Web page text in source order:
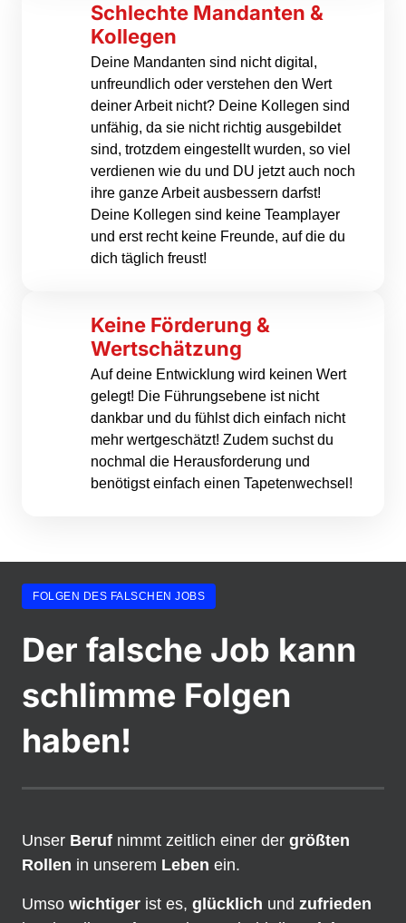
Schlechte Mandanten &
Kollegen
Deine Mandanten sind nicht digital,
unfreundlich oder verstehen den Wert
deiner Arbeit nicht? Deine Kollegen sind
unfähig, da sie nicht richtig ausgebildet
sind, trotzdem eingestellt wurden, so viel
verdienen wie du und DU jetzt auch noch
ihre ganze Arbeit ausbessern darfst!
Deine Kollegen sind keine Teamplayer
und erst recht keine Freunde, auf die du
dich täglich freust!
Keine Förderung &
Wertschätzung
Auf deine Entwicklung wird keinen Wert
gelegt! Die Führungsebene ist nicht
dankbar und du fühlst dich einfach nicht
mehr wertgeschätzt! Zudem suchst du
nochmal die Herausforderung und
benötigst einfach einen Tapetenwechsel!
FOLGEN DES FALSCHEN JOBS
Der falsche Job kann
schlimme Folgen
haben!
Unser Beruf nimmt zeitlich einer der größten
Rollen in unserem Leben ein.
Umso wichtiger ist es, glücklich und zufrieden